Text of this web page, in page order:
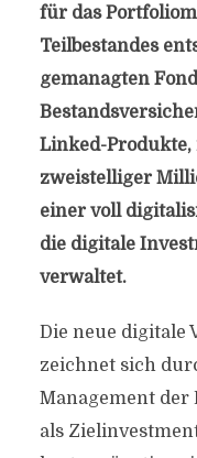
für das
Teilbestandes
gemanagten
Linked-
zweistelliger
einer voll
die digitale
verwaltet.
Die neue digitale
zeichnet sich
Management der
als